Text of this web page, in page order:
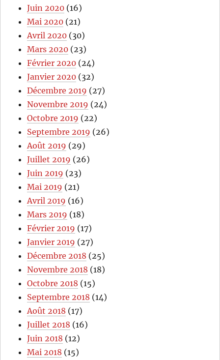
Juin 2020 (16)
Mai 2020 (21)
Avril 2020 (30)
Mars 2020 (23)
Février 2020 (24)
Janvier 2020 (32)
Décembre 2019 (27)
Novembre 2019 (24)
Octobre 2019 (22)
Septembre 2019 (26)
Août 2019 (29)
Juillet 2019 (26)
Juin 2019 (23)
Mai 2019 (21)
Avril 2019 (16)
Mars 2019 (18)
Février 2019 (17)
Janvier 2019 (27)
Décembre 2018 (25)
Novembre 2018 (18)
Octobre 2018 (15)
Septembre 2018 (14)
Août 2018 (17)
Juillet 2018 (16)
Juin 2018 (12)
Mai 2018 (15)